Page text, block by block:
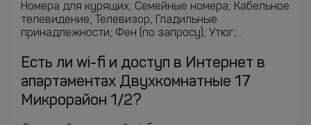
Номера для курящих; Семейные номера; Кабельное
телевидение; Телевизор; Гладильные
принадлежности; Фен (по запросу); Утюг; .
Есть ли wi-fi и доступ в Интернет в
апартаментах Двухкомнатные 17
Микрорайон 1/2?